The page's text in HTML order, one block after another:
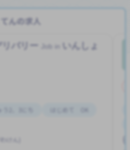
んの求人
バリー
いんしょ
う2、3にち
はじめて OK
けん)